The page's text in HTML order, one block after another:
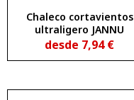
Chaleco cortavientos
ultraligero JANNU
desde 7,94€